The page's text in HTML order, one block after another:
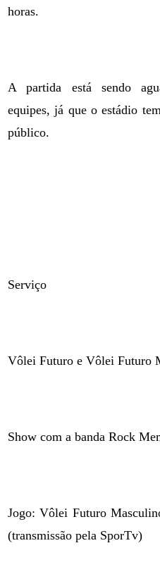
horas.
A partida está sendo
equipes, já que o estádio
público.
Serviço
Vôlei Futuro e Vôlei Futuro
Show com a banda Rock
Jogo: Vôlei Futuro
(transmissão pela SporTv)